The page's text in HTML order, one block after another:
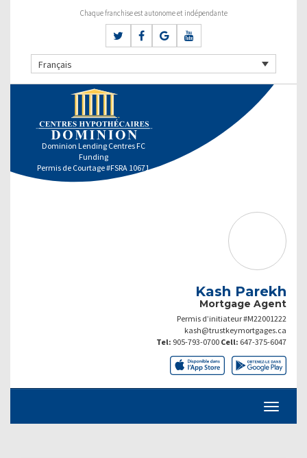
Chaque franchise est autonome et indépendante
Français
Dominion Lending Centres FC
Funding
Permis de Courtage #FSRA 10671
Kash Parekh
Mortgage Agent
Permis d’initiateur #M22001222
kash@trustkeymortgages.ca
Tel: 905-793-0700 Cell: 647-375-6047